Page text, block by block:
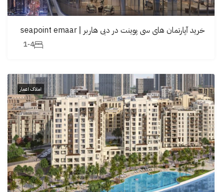
خرید آپارتمان های سی پوینت در دبی هاربر | seapoint emaar
1-4
املاک اعمار